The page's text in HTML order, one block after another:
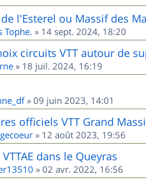
l'Esterel ou Massif des
Tophe. » 14 sept. 2024, 18:20
circuits VTT autour de
» 18 juil. 2024, 16:19
» 09 juin 2023, 14:01
officiels VTT Grand
» 12 août 2023, 19:56
dans le Queyras
» 02 avr. 2022, 16:56